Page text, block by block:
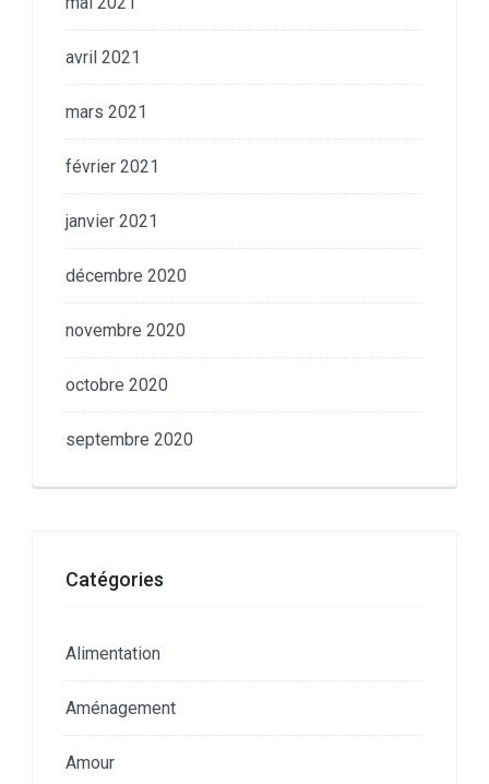
avril 2021
mars 2021
février 2021
janvier 2021
décembre 2020
novembre 2020
octobre 2020
septembre 2020
Catégories
Alimentation
Aménagement
Amour